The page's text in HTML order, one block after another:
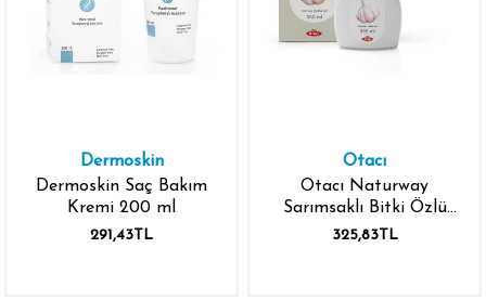
Dermoskin
Dermoskin Saç Bakım
Kremi 200 ml
291,43TL
Otacı
Otacı Naturway
Sarımsaklı Bitki Özlü
Kokusuz Saç Kremi 300
325,83TL